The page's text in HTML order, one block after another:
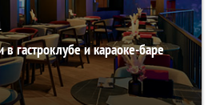
гастроклубе и караоке-баре